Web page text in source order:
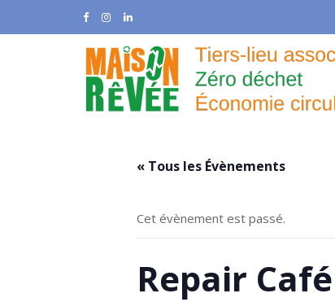
« Tous les Évènements
Cet évènement est passé.
Repair Café